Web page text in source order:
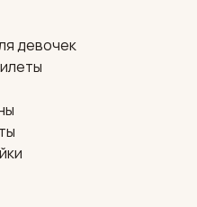
девочек